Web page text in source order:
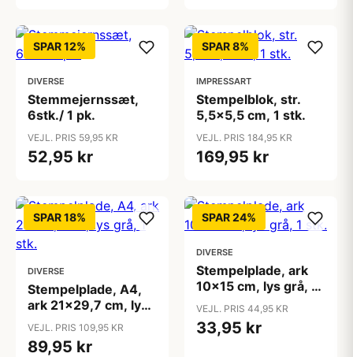
SPAR 12%
DIVERSE
Stemmejernssæt,
6stk./ 1 pk.
VEJL. PRIS 59,95 KR
52,95 kr
SPAR 8%
IMPRESSART
Stempelblok, str.
5,5x5,5 cm, 1 stk.
VEJL. PRIS 184,95 KR
169,95 kr
SPAR 18%
DIVERSE
Stempelplade, A4,
ark 21x29,7 cm, lys
grå, 1 stk.
VEJL. PRIS 109,95 KR
89,95 kr
SPAR 24%
DIVERSE
Stempelplade, ark
10x15 cm, lys grå, 1
stk.
VEJL. PRIS 44,95 KR
33,95 kr